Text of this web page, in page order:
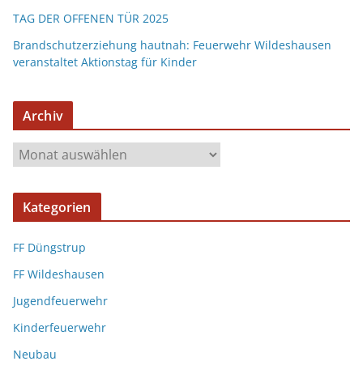
TAG DER OFFENEN TÜR 2025
Brandschutzerziehung hautnah: Feuerwehr Wildeshausen
veranstaltet Aktionstag für Kinder
Archiv
Kategorien
FF Düngstrup
FF Wildeshausen
Jugendfeuerwehr
Kinderfeuerwehr
Neubau